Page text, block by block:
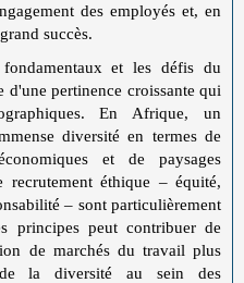
des employés et, en
succès.
et les défis du
d'une pertinence croissante qui
En Afrique, un
diversité en termes de
et de paysages
recrutement éthique – équité,
– sont particulièrement
principes peut contribuer de
de marchés du travail plus
la diversité au sein des